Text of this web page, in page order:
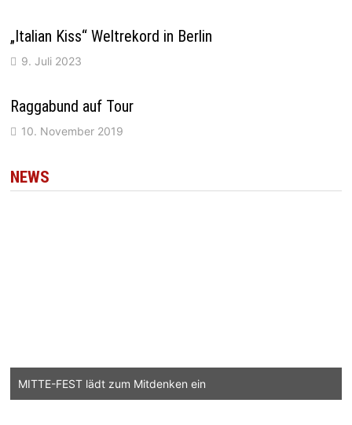
„Italian Kiss“ Weltrekord in Berlin
9. Juli 2023
Raggabund auf Tour
10. November 2019
NEWS
MITTE-FEST lädt zum Mitdenken ein